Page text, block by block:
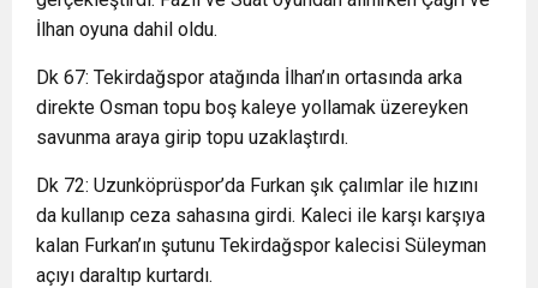
İlhan oyuna dahil oldu.
Dk 67: Tekirdağspor atağında İlhan’ın ortasında arka
direkte Osman topu boş kaleye yollamak üzereyken
savunma araya girip topu uzaklaştırdı.
Dk 72: Uzunköprüspor’da Furkan şık çalımlar ile hızını
da kullanıp ceza sahasına girdi. Kaleci ile karşı karşıya
kalan Furkan’ın şutunu Tekirdağspor kalecisi Süleyman
açıyı daraltıp kurtardı.